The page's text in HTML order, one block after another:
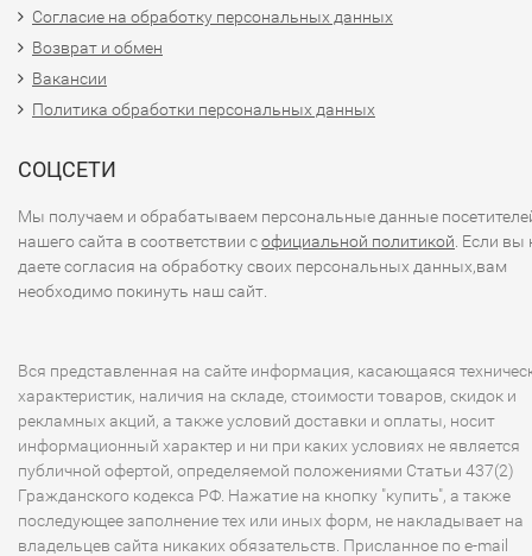
Согласие на обработку персональных данных
Возврат и обмен
Вакансии
Политика обработки персональных данных
СОЦСЕТИ
Мы получаем и обрабатываем персональные данные
нашего сайта в соответствии софициальной политикой . Если вы
даете согласия на обработку своих персональных данных,вам
необходимо покинуть наш сайт.
Вся представленная на сайте информация, касающаяся
характеристик, наличия на складе, стоимости товаров, скидок и
рекламных акций, а также условий доставки и оплаты, носит
информационный характер и ни при каких условиях не является
публичной офертой, определяемой положениями Статьи 437(2)
Гражданского кодекса РФ. Нажатие на кнопку "купить", а также
последующее заполнение тех или иных форм, не накладывает на
владельцев сайта никаких обязательств. Присланное по e-mail